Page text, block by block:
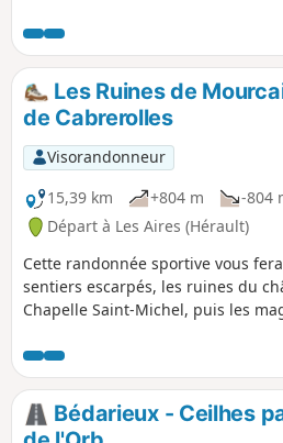
assez escarpés.
Les Ruines de
de Cabrerolles
Visorandonneur
15,39 km
+804 m -804
Départ à Les Aires (Hérault)
Cette randonnée sportive vous
sentiers escarpés, les ruines du
Chapelle Saint-Michel, puis les
Bédarieux - Ceilhes